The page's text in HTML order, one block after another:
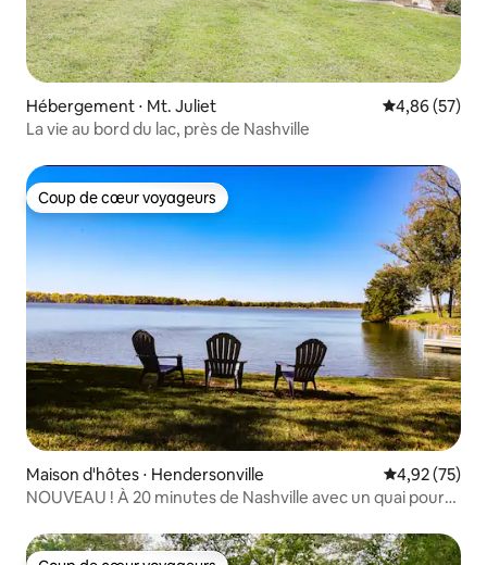
Hébergement ⋅ Mt. Juliet Évaluation
4,86 (57)
La vie au bord du lac, près de Nashville
Coup de cœur voyageurs
Coup de cœur voyageurs
Maison d'hôtes ⋅ Hendersonville Évaluation
4,92 (75)
NOUVEAU ! À 20 minutes de Nashville avec un quai pour